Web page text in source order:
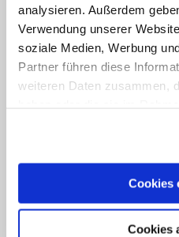
analysieren. Außerdem
Verwendung unserer
soziale Medien, Werbung
Partner führen diese
weiteren Daten zusammen,
Cookies
Cookies
Heilige Stuhl im
eigenständiger
den Status eines
Ländern und kann
Orden 1048 in
Gründung des
auch für den